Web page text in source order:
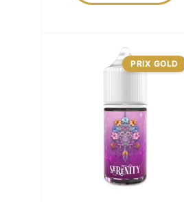
PRIX GOLD